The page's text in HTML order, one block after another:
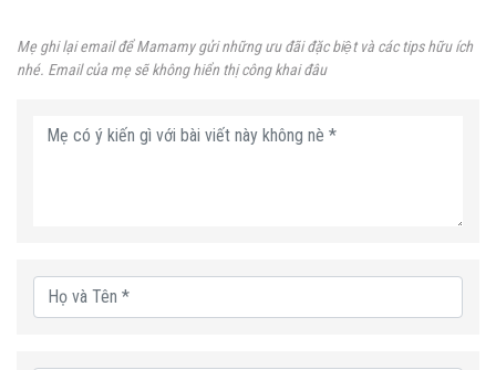
Mẹ ghi lại email để Mamamy gửi những ưu đãi đặc biệt và các tips hữu ích
nhé. Email của mẹ sẽ không hiển thị công khai đâu